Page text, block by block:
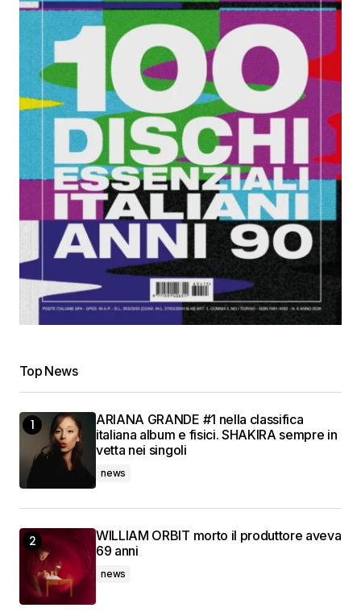
Top News
ARIANA GRANDE #1 nella classifica
italiana album e fisici. SHAKIRA sempre in
vetta nei singoli
news
WILLIAM ORBIT morto il produttore aveva
69 anni
news